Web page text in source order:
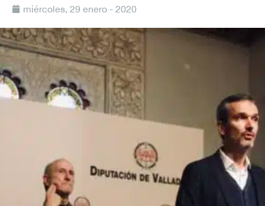
miércoles, 29 enero - 2020